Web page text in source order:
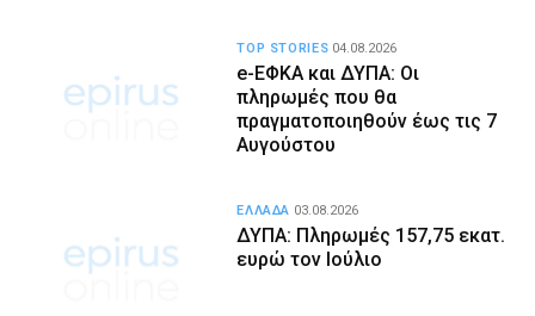
e-ΕΦΚΑ και ΔΥΠΑ: Οι
πληρωμές που θα
πραγματοποιηθούν έως τις 7
Αυγούστου
TOP STORIES 04.08.2026
ΔΥΠΑ: Πληρωμές 157,75 εκατ.
ευρώ τον Ιούλιο
ΕΛΛΑΔΑ 03.08.2026